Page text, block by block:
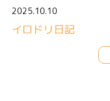
2025.10.10
イロドリ日記